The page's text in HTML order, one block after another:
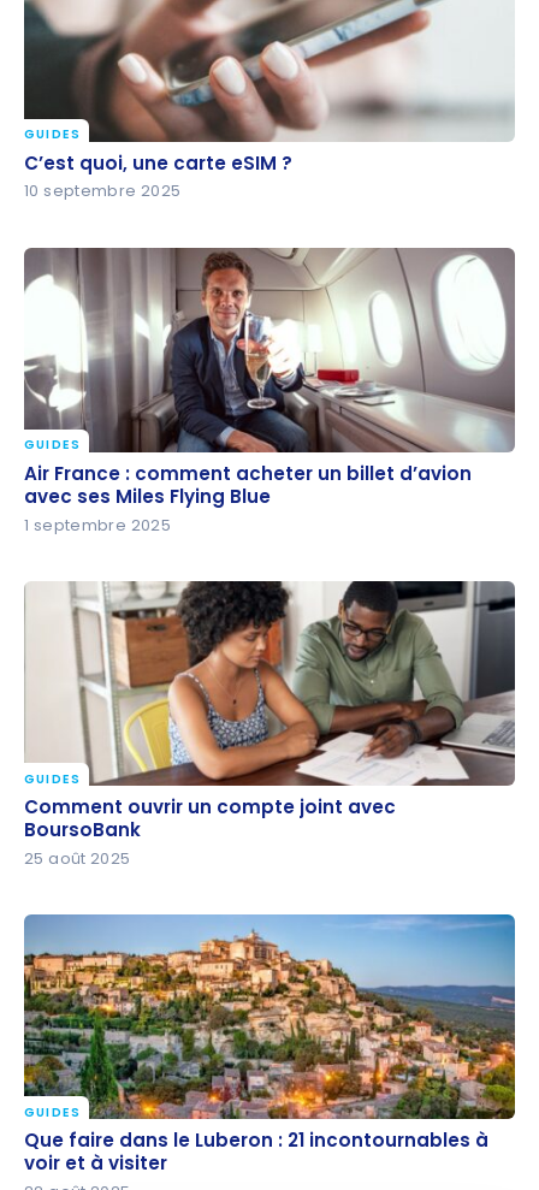
C’est quoi, une carte eSIM ?
GUIDES
C’est quoi, une carte eSIM ?
10 septembre 2025
Air France : comment acheter un billet d’avion avec
ses Miles Flying Blue
GUIDES
Air France : comment acheter un billet d’avion
avec ses Miles Flying Blue
1 septembre 2025
Comment ouvrir un compte joint avec BoursoBank
GUIDES
Comment ouvrir un compte joint avec
BoursoBank
25 août 2025
Que faire dans le Luberon : 21 incontournables à voir
et à visiter
GUIDES
Que faire dans le Luberon : 21 incontournables à
voir et à visiter